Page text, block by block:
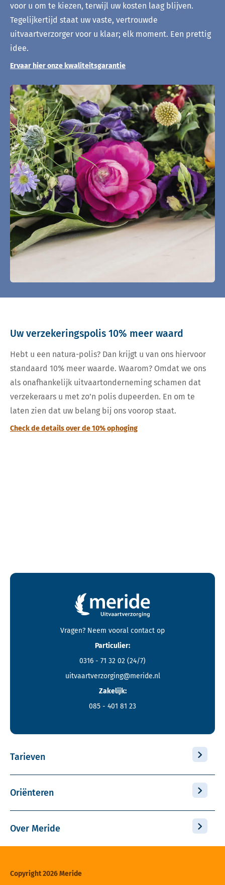
voor u om te kiezen, terwijl uw kosten laag blijven.
Tegelijkertijd staat uw vaste, vertrouwde
uitvaartverzorger voor u klaar; elk moment. Een prettig
idee.
Ervaar hier onze kwaliteitsgarantie
Uw verzekeringspolis 10% meer waard
Hebt u een natura-polis? Dan krijgt u van ons hiervoor
standaard 10% meer waarde. Waarom? Omdat we ons
als onafhankelijk uitvaartonderneming schamen dat
verzekeraars u met zo’n polis dupeerden. En om te
laten zien dat uw belang bij ons voorop staat.
Check de details over de 10% ophoging
Contactgegevens en footer menu van Meride
Vragen? Neem vooral contact op
Particulier:
0316 - 71 32 02 (24/7)
uitvaartverzorging@meride.nl
Zakelijk:
085 - 401 81 23
Tarieven
Oriënteren
Over Meride
Copyright 2026 Meride